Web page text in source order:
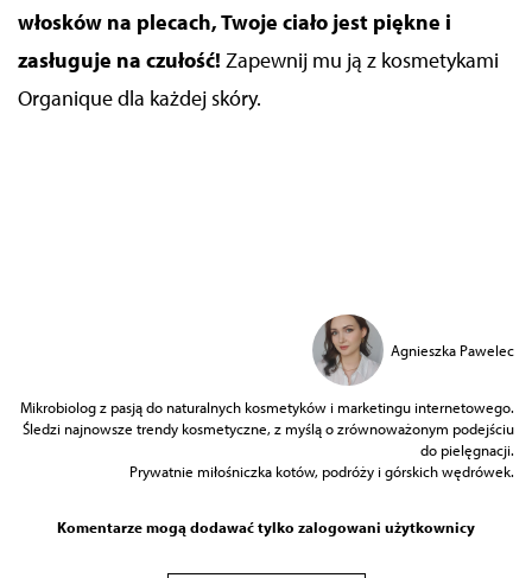
włosków na plecach, Twoje ciało jest piękne i
zasługuje na czułość! Zapewnij mu ją z kosmetykami
Organique dla każdej skóry.
Agnieszka Pawelec
Mikrobiolog z pasją do naturalnych kosmetyków i marketingu internetowego.
Śledzi najnowsze trendy kosmetyczne, z myślą o zrównoważonym podejściu
do pielęgnacji.
Prywatnie miłośniczka kotów, podróży i górskich wędrówek.
Komentarze mogą dodawać tylko zalogowani użytkownicy